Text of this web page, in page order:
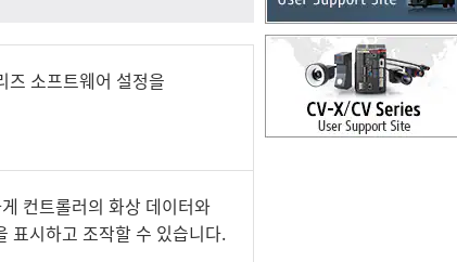
즈 소프트웨어 설정을
컨트롤러의 화상 데이터와
표시하고 조작할 수 있습니다.